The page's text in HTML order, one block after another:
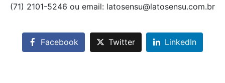
(71) 2101-5246 ou email: latosensu@latosensu.com.br
Facebook Twitter LinkedIn